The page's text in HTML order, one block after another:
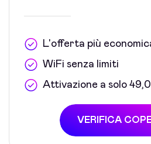
L'offerta più
WiFi senza limiti
Attivazione a solo
VERIFICA